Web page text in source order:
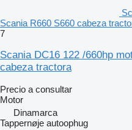
Scania R660 S660 cabeza
7
Scania DC16 122 /660hp
cabeza tractora
Precio a consultar
Motor
Dinamarca
Tappernøje autoophug